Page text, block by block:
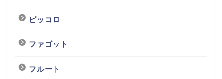
ピッコロ
ファゴット
フルート